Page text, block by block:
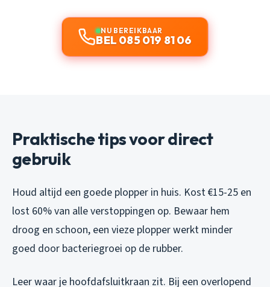
NU BEREIKBAAR
BEL 085 019 81 06
Praktische tips voor direct
gebruik
Houd altijd een goede plopper in huis. Kost €15-25 en
lost 60% van alle verstoppingen op. Bewaar hem
droog en schoon, een vieze plopper werkt minder
goed door bacteriegroei op de rubber.
Leer waar je hoofdafsluitkraan zit. Bij een overlopend